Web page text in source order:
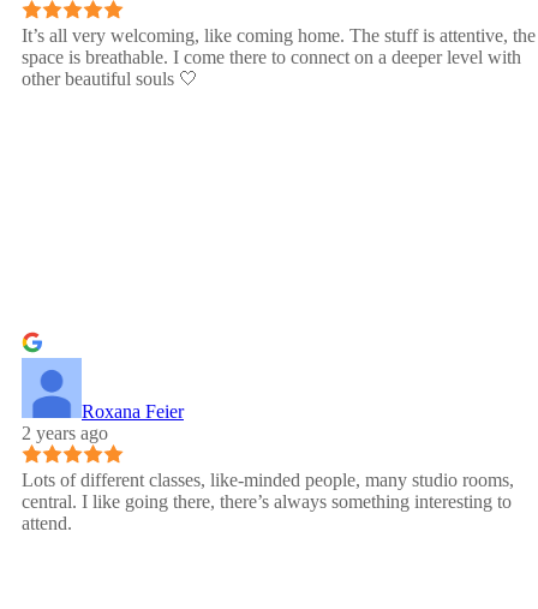
It’s all very welcoming, like coming home. The stuff is attentive, the
space is breathable. I come there to connect on a deeper level with
other beautiful souls 🤍
Roxana Feier
2 years ago
Lots of different classes, like-minded people, many studio rooms,
central. I like going there, there’s always something interesting to
attend.